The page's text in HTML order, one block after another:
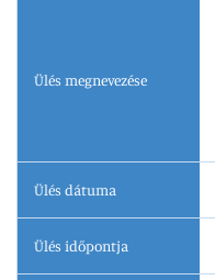
Ülés megnevezése
Ülés dátuma
Ülés időpontja